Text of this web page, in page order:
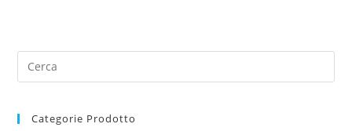
Categorie Prodotto